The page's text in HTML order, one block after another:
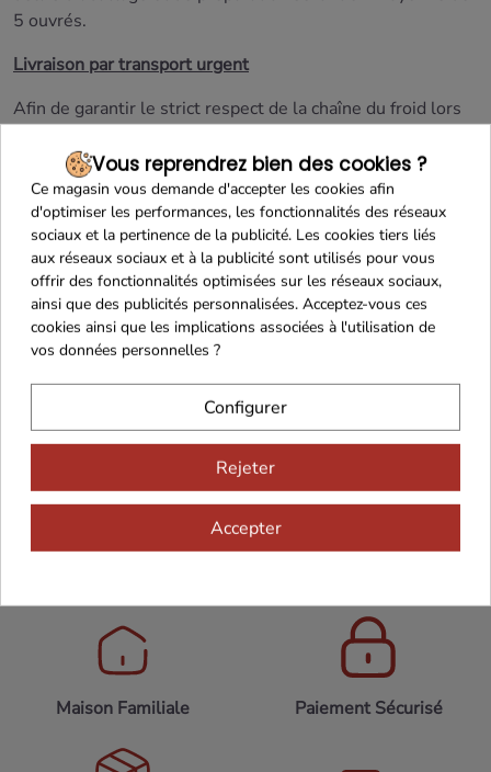
5 ouvrés.
Livraison par transport urgent
Afin de garantir le strict respect de la chaîne du froid lors
vivement de choisir la méthode de livraison
CHRONOFRESH (Chronopost Fresh : transport réfrigéré).
Livraison en France Continentale uniquement
Produit frais
S'agissant d'un produit frais avec une DLC courte et
nécessitant des moyens de conservation et de transport
(Article L.221-28 du Code de la
consommation).
Maison Familiale Paiement Sécurisé
Vous reprendrez bien des cookies ?
Ce magasin vous demande d'accepter les cookies afin
d'optimiser les performances, les fonctionnalités des réseaux
sociaux et la pertinence de la publicité. Les cookies tiers liés
aux réseaux sociaux et à la publicité sont utilisés pour vous
offrir des fonctionnalités optimisées sur les réseaux sociaux,
ainsi que des publicités personnalisées. Acceptez-vous ces
cookies ainsi que les implications associées à l'utilisation de
vos données personnelles ?
Configurer
Rejeter
Accepter